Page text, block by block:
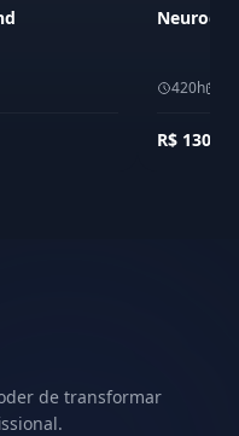
420h
R$ 130,00
de transformar